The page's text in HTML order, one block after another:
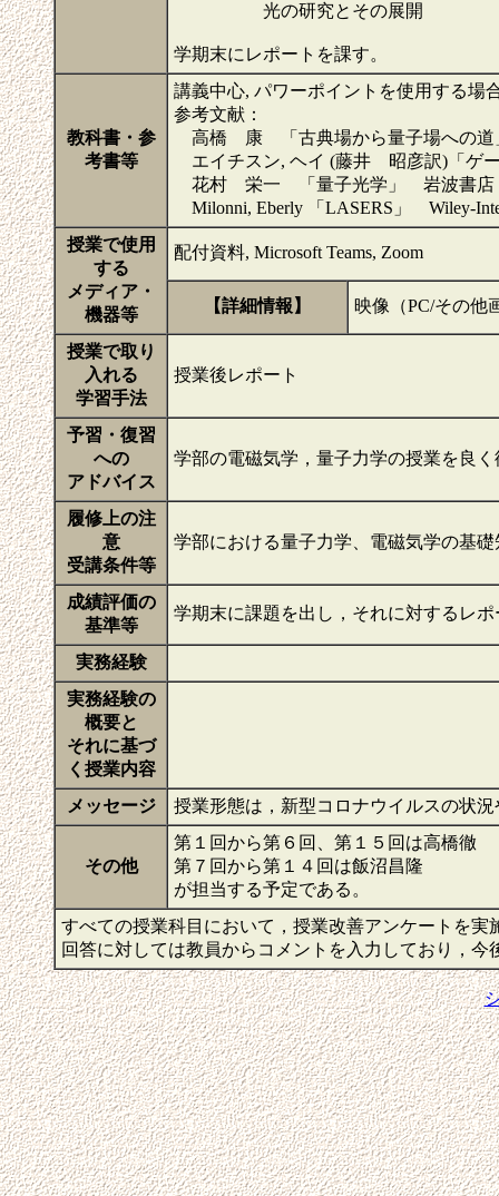
光の研究とその展開
学期末にレポートを課す。
教科書・参
考書等
講義中心, パワーポイントを使用する場
参考文献：
高橋 康 「古典場から量子場への
エイチスン, ヘイ (藤井 昭彦訳)「ゲ
花村 栄一 「量子光学」 岩波書店
Milonni, Eberly 「LASERS」 Wiley-
授業で使用
する
メディア・
機器等
配付資料, Microsoft Teams, Zoom
【詳細情報】 映像（PC/その他
授業で取り
入れる
学習手法
授業後レポート
予習・復習
への
アドバイス
学部の電磁気学，量子力学の授業を良
履修上の注
意
受講条件等
学部における量子力学、電磁気学の基
成績評価の
基準等
学期末に課題を出し，それに対するレ
実務経験
実務経験の
概要と
それに基づ
く授業内容
メッセージ
授業形態は，新型コロナウイルスの状
その他
第１回から第６回、第１５回は高橋徹
第７回から第１４回は飯沼昌隆
が担当する予定である。
すべての授業科目において，授業改善アンケートを
回答に対しては教員からコメントを入力しており，